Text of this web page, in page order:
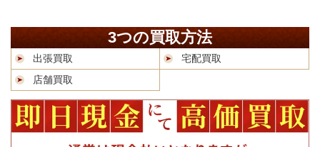
3つの買取方法
出張買取
宅配買取
店舗買取